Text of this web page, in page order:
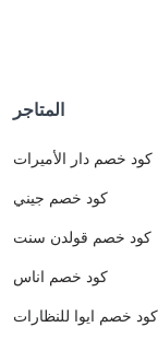
المتاجر
كود خصم دار الأميرات
كود خصم جيني
كود خصم قولدن سنت
كود خصم اناس
كود خصم ايوا للنظارات